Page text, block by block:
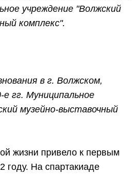
учреждение "Волжский
комплекс".
в г. Волжском,
е гг. Муниципальное
музейно-выставочный
жизни привело к первым
году. На спартакиаде